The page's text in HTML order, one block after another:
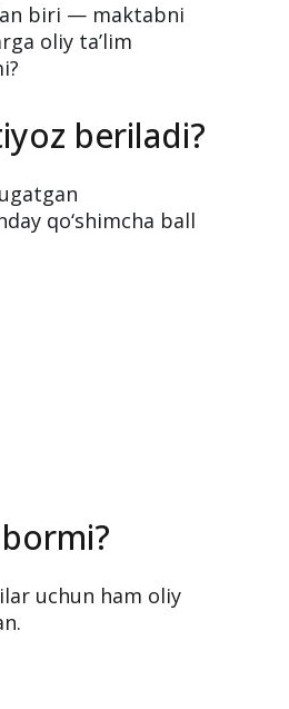
biri — maktabni
oliy ta’lim
beriladi?
qo‘shimcha ball
uchun ham oliy